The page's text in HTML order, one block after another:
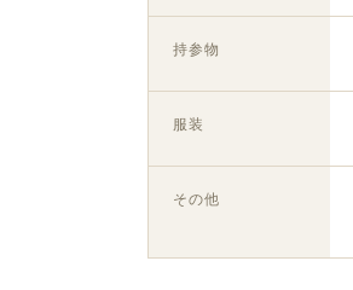
持参物
服装
その他